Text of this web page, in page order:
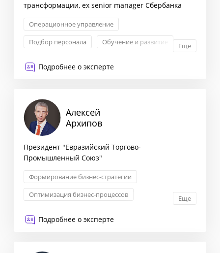
трансформации, ex senior manager Сбербанка
Операционное управление
Подбор персонала
Обучение и развитие
Еще
Подробнее о эксперте
Алексей
Архипов
Президент "Евразийский Торгово-
Промышленный Союз"
Формирование бизнес-стратегии
Оптимизация бизнес-процессов
Еще
Подробнее о эксперте